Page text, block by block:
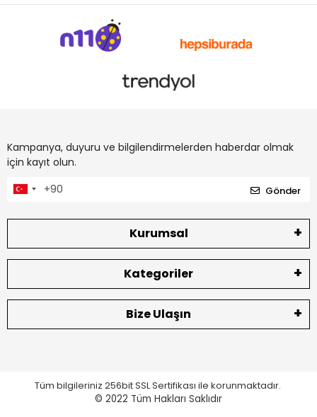
Kampanya, duyuru ve bilgilendirmelerden haberdar olmak
için kayıt olun.
Gönder
Kurumsal
Kategoriler
Bize Ulaşın
Tüm bilgileriniz 256bit SSL Sertifikası ile korunmaktadır.
© 2022 Tüm Hakları Saklıdır